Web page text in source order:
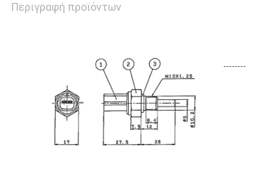
ΕΙΔΉΣΕΙΣ
ΈΝΑ
ΑΠΌΣΠΑΣΜΑ
Περιγραφή προϊόντων